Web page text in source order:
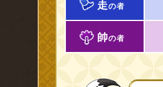
走の者
帥の者